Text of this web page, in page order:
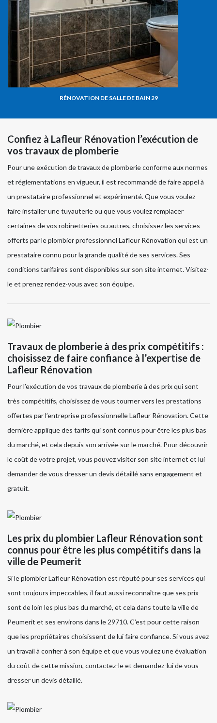
RÉNOVATION DE SALLE DE BAIN 29
Confiez à Lafleur Rénovation l’exécution de
vos travaux de plomberie
Pour une exécution de travaux de plomberie conforme aux normes
et réglementations en vigueur, il est recommandé de faire appel à
un prestataire professionnel et expérimenté. Que vous voulez
faire installer une tuyauterie ou que vous voulez remplacer
certaines de vos robinetteries ou autres, choisissez les services
offerts par le plombier professionnel Lafleur Rénovation qui est un
prestataire connu pour la grande qualité de ses services. Ses
conditions tarifaires sont disponibles sur son site internet. Visitez-
le et prenez rendez-vous avec son équipe.
Travaux de plomberie à des prix compétitifs :
choisissez de faire confiance à l’expertise de
Lafleur Rénovation
Pour l’exécution de vos travaux de plomberie à des prix qui sont
très compétitifs, choisissez de vous tourner vers les prestations
offertes par l’entreprise professionnelle Lafleur Rénovation. Cette
dernière applique des tarifs qui sont connus pour être les plus bas
du marché, et cela depuis son arrivée sur le marché. Pour découvrir
le coût de votre projet, vous pouvez visiter son site internet et lui
demander de vous dresser un devis détaillé sans engagement et
gratuit.
Les prix du plombier Lafleur Rénovation sont
connus pour être les plus compétitifs dans la
ville de Peumerit
Si le plombier Lafleur Rénovation est réputé pour ses services qui
sont toujours impeccables, il faut aussi reconnaître que ses prix
sont de loin les plus bas du marché, et cela dans toute la ville de
Peumerit et ses environs dans le 29710. C’est pour cette raison
que les propriétaires choisissent de lui faire confiance. Si vous avez
un travail à confier à son équipe et que vous voulez une évaluation
du coût de cette mission, contactez-le et demandez-lui de vous
dresser un devis détaillé.